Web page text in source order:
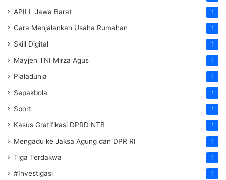
APILL Jawa Barat 1
Cara Menjalankan Usaha Rumahan 1
Skill Digital 1
Mayjen TNI Mirza Agus 1
Pialadunia 1
Sepakbola 1
Sport 1
Kasus Gratifikasi DPRD NTB 1
Mengadu ke Jaksa Agung dan DPR RI 1
Tiga Terdakwa 1
#Investigasi 1